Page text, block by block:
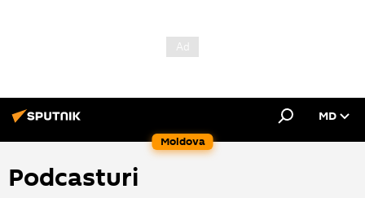
Moldova
MD
Podcasturi